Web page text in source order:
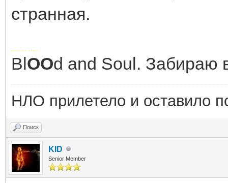
странная.
Добавлено через 1 час 0 минут
BlOOd and Soul. Забираю
НЛО прилетело и оставило
Поиск
KID
Senior Member